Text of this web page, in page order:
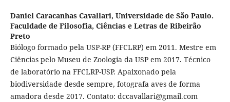
Daniel Caracanhas Cavallari‬, Universidade de São Paulo.
Faculdade de Filosofia, Ciências e Letras de Ribeirão
Preto
Biólogo formado pela USP-RP (FFCLRP) em 2011. Mestre em
Ciências pelo Museu de Zoologia da USP em 2017. Técnico
de laboratório na FFCLRP-USP. Apaixonado pela
biodiversidade desde sempre, fotografa aves de forma
amadora desde 2017. Contato: dccavallari@gmail.com